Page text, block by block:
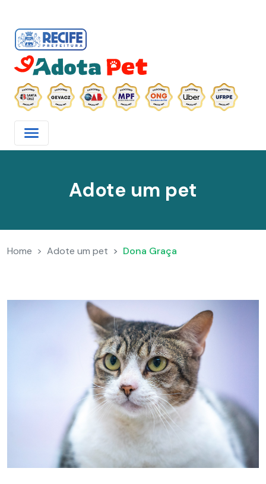
Adote um pet
Home Adote um pet Dona Graça